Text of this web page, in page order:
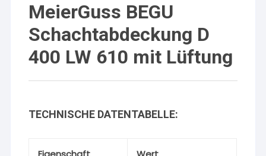
MeierGuss BEGU
Schachtabdeckung D
400 LW 610 mit Lüftung
TECHNISCHE DATENTABELLE: